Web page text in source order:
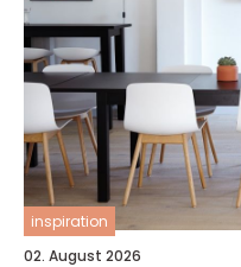
inspiration
02. August 2026